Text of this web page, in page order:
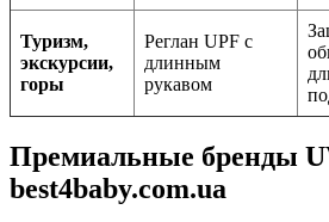
Туризм,
экскурсии,
горы
Реглан UPF с
длинным
рукавом
Премиальные бренды
best4baby.com.ua